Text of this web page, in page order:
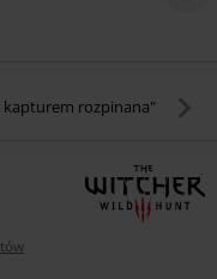
kapturem rozpinana"